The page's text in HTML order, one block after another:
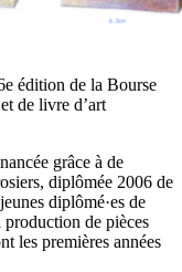
édition de la Bourse
de livre d’art
grâce à de
diplômée 2006 de
diplômé·es de
production de pièces
les premières années